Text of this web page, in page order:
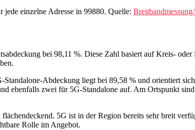
jede einzelne Adresse in 99880. Quelle:
bei 98,11 %. Diese Zahl basiert auf Kreis‑
liegt bei 89,58 % und orientiert
ebenfalls zwei für 5G‑Standalone auf. Am Ortspunkt
5G ist in der Region bereits sehr breit
Rolle im Angebot.